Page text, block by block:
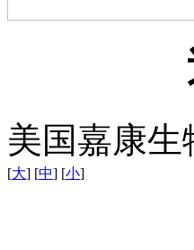
美国嘉康生
[大] [中] [小]